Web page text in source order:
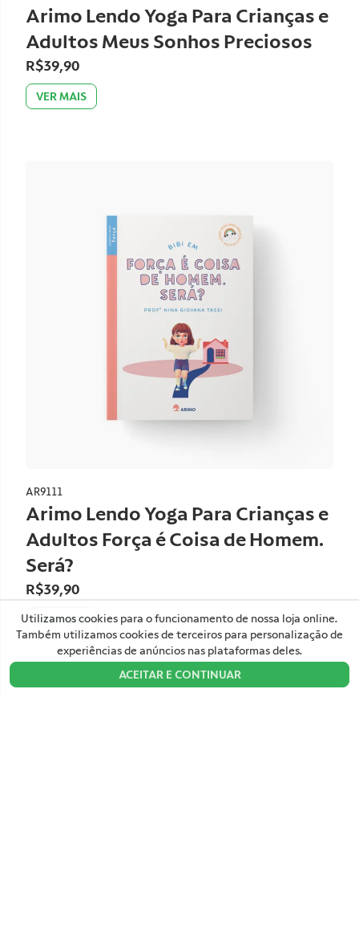
1. Onde é para entregar?
CEP BUSCAR
Arimo Lendo Yoga Para Crianças e
Adultos Meus Sonhos Preciosos
R$39,90
VER MAIS
AR9111
Arimo Lendo Yoga Para Crianças e
Adultos Força é Coisa de Homem.
Será?
R$39,90
VER MAIS
Utilizamos cookies para o funcionamento de nossa loja online.
Também utilizamos cookies de terceiros para personalização de
experiências de anúncios nas plataformas deles.
ACEITAR E CONTINUAR